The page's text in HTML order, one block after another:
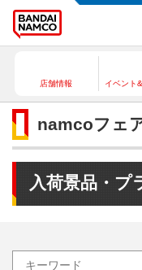
店舗情報 イベント
namcoフェ
入荷景品・プ